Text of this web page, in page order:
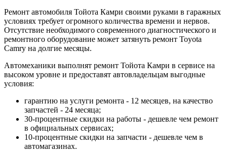
Ремонт автомобиля Тойота Камри своими руками в гаражных
условиях требует огромного количества времени и нервов.
Отсутствие необходимого современного диагностического и
ремонтного оборудование может затянуть ремонт Toyota
Camry на долгие месяцы.
Автомеханики выполнят ремонт Тойота Камри в сервисе на
высоком уровне и предоставят автовладельцам выгодные
условия:
гарантию на услуги ремонта - 12 месяцев, на качество
запчастей - 24 месяца;
30-процентные скидки на работы - дешевле чем ремонт
в официальных сервисах;
10-процентные скидки на запчасти - дешевле чем в
автомагазинах.